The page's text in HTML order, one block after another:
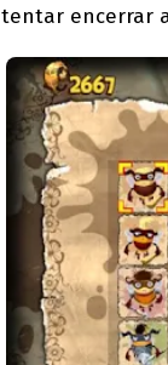
tentar encerrar